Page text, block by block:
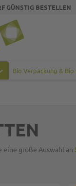
GÜNSTIG BESTELLEN
Bio Verpackung & Bio
eine große Auswahl an